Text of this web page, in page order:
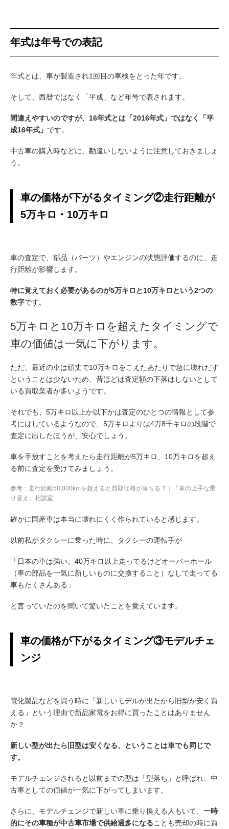
年式は年号での表記
年式とは、車が製造され1回目の車検をとった年です。
そして、西暦ではなく「平成」など年号で表されます。
間違えやすいのですが、16年式とは「2016年式」ではなく「平
成16年式」 です。
中古車の購入時などに、勘違いしないように注意しておきましょ
う。
車の価格が下がるタイミング②走行距離が
5万キロ・10万キロ
車の査定で、部品（パーツ）やエンジンの状態評価するのに、走
行距離が影響します。
特に覚えておく必要があるのが5万キロと10万キロという2つの
数字です。
5万キロと10万キロを超えたタイミングで
車の価値は一気に下がります。
ただ、最近の車は頑丈で10万キロをこえたあたりで急に壊れだす
ということは少ないため、昔ほどは査定額の下落はしないとして
いる買取業者が多いようです。
それでも、5万キロ以上か以下かは査定のひとつの情報として参
考にはしているようなので、5万キロよりは4万8千キロの段階で
査定に出したほうが、安心でしょう。
車を手放すことを考えたら走行距離が5万キロ、10万キロを超え
る前に査定を受けてみましょう。
参考： 走行距離50,000kmを超えると買取価格が落ちる？｜「車の上手な乗
り替え」相談室
確かに国産車は本当に壊れにくく作られていると感じます。
以前私がタクシーに乗った時に、タクシーの運転手が
「日本の車は強い。40万キロ以上走ってるけどオーバーホール
（車の部品を一気に新しいものに交換すること）なしで走ってる
車もたくさんある」
と言っていたのを聞いて驚いたことを覚えています。
車の価格が下がるタイミング③モデルチェ
ンジ
電化製品などを買う時に「新しいモデルが出たから旧型が安く買
える」という理由で新品家電をお得に買ったことはありません
か？
新しい型が出たら旧型は安くなる、ということは車でも同じで
す。
モデルチェンジされると以前までの型は「型落ち」と呼ばれ、中
古車としての価値が一気に下がってしまいます。
さらに、モデルチェンジで新しい車に乗り換える人もいて、 一時
的にその車種が中古車市場で供給過多になることも売却の時に買